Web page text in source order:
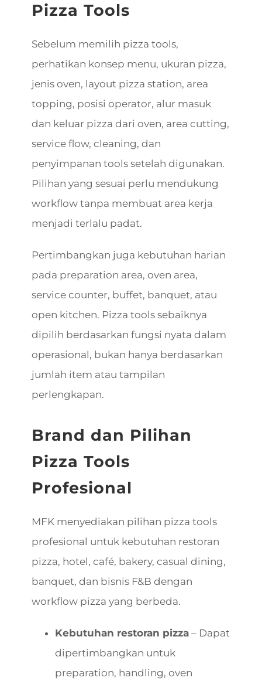
Pizza Tools
Sebelum memilih pizza tools,
perhatikan konsep menu, ukuran pizza,
jenis oven, layout pizza station, area
topping, posisi operator, alur masuk
dan keluar pizza dari oven, area cutting,
service flow, cleaning, dan
penyimpanan tools setelah digunakan.
Pilihan yang sesuai perlu mendukung
workflow tanpa membuat area kerja
menjadi terlalu padat.
Pertimbangkan juga kebutuhan harian
pada preparation area, oven area,
service counter, buffet, banquet, atau
open kitchen. Pizza tools sebaiknya
dipilih berdasarkan fungsi nyata dalam
operasional, bukan hanya berdasarkan
jumlah item atau tampilan
perlengkapan.
Brand dan Pilihan
Pizza Tools
Profesional
MFK menyediakan pilihan pizza tools
profesional untuk kebutuhan restoran
pizza, hotel, café, bakery, casual dining,
banquet, dan bisnis F&B dengan
workflow pizza yang berbeda.
Kebutuhan restoran pizza – Dapat
dipertimbangkan untuk
preparation, handling, oven